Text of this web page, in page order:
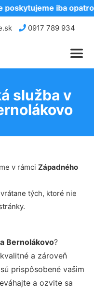
iba
0917 789 934
služba v
v rámci Západného
tých, ktoré nie
Bernolákovo?
a zároveň
prispôsobené vašim
a ozvite sa